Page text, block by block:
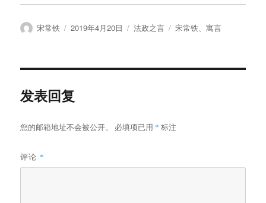
作
宋常铁
发
2019年4月20日
分
法政之言
标
宋常铁、寓言
发表回复
您的邮箱地址不会被公开。 必填项已用 * 标注
评论 *